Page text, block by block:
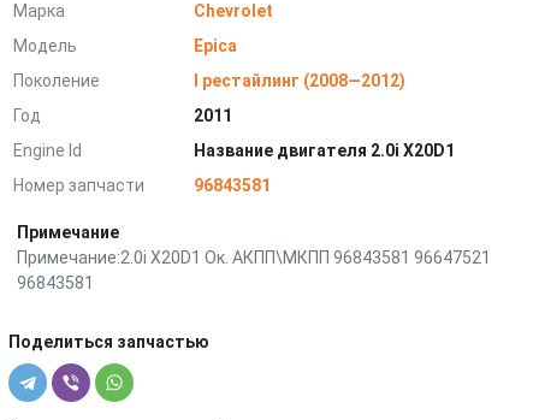
Марка
Chevrolet
Модель
Epica
Поколение
I рестайлинг (2008—2012)
Год
2011
Engine Id
Название двигателя 2.0i X20D1
Номер запчасти
96843581
Примечание
Примечание:2.0i X20D1 Ок. АКПП\МКПП 96843581 96647521
96843581
Поделиться запчастью